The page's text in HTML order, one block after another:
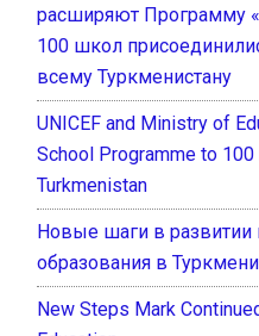
расширяют Программу
100 школ
всему Туркменистану
UNICEF and Ministry of
School Programme to
Turkmenistan
Новые шаги в развитии
образования в
New Steps Mark